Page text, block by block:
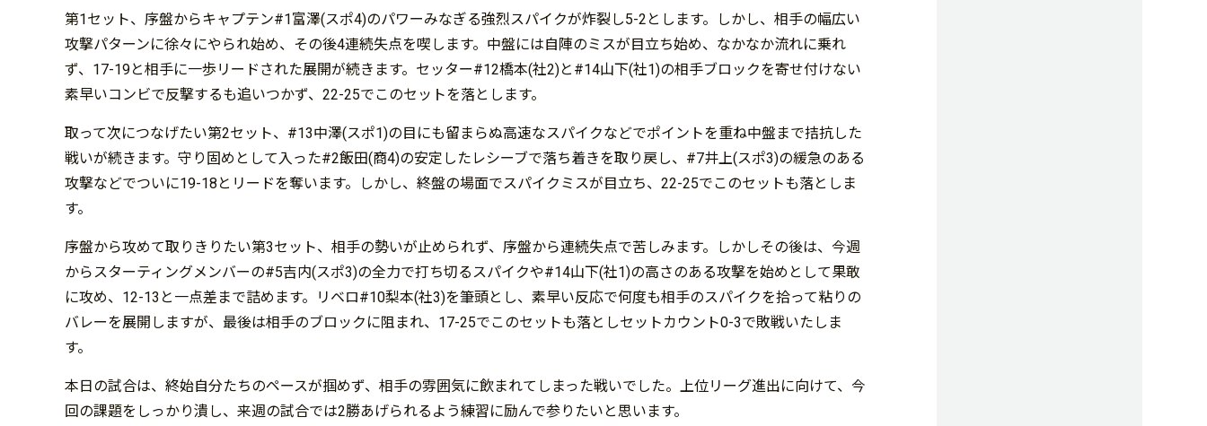
第1セット、序盤からキャプテン#1富澤(スポ4)のパワーみなぎる強烈スパイクが炸裂し5-2とします。しかし、相手の幅広い
攻撃パターンに徐々にやられ始め、その後4連続失点を喫します。中盤には自陣のミスが目立ち始め、なかなか流れに乗れ
ず、17-19と相手に一歩リードされた展開が続きます。セッター#12橋本(社2)と#14山下(社1)の相手ブロックを寄せ付けない
素早いコンビで反撃するも追いつかず、22-25でこのセットを落とします。
取って次につなげたい第2セット、#13中澤(スポ1)の目にも留まらぬ高速なスパイクなどでポイントを重ね中盤まで拮抗した
戦いが続きます。守り固めとして入った#2飯田(商4)の安定したレシーブで落ち着きを取り戻し、#7井上(スポ3)の緩急のある
攻撃などでついに19-18とリードを奪います。しかし、終盤の場面でスパイクミスが目立ち、22-25でこのセットも落としま
す。
序盤から攻めて取りきりたい第3セット、相手の勢いが止められず、序盤から連続失点で苦しみます。しかしその後は、今週
からスターティングメンバーの#5吉内(スポ3)の全力で打ち切るスパイクや#14山下(社1)の高さのある攻撃を始めとして果敢
に攻め、12-13と一点差まで詰めます。リベロ#10梨本(社3)を筆頭とし、素早い反応で何度も相手のスパイクを拾って粘りの
バレーを展開しますが、最後は相手のブロックに阻まれ、17-25でこのセットも落としセットカウント0-3で敗戦いたしま
す。
本日の試合は、終始自分たちのペースが掴めず、相手の雰囲気に飲まれてしまった戦いでした。上位リーグ進出に向けて、今
回の課題をしっかり潰し、来週の試合では2勝あげられるよう練習に励んで参りたいと思います。